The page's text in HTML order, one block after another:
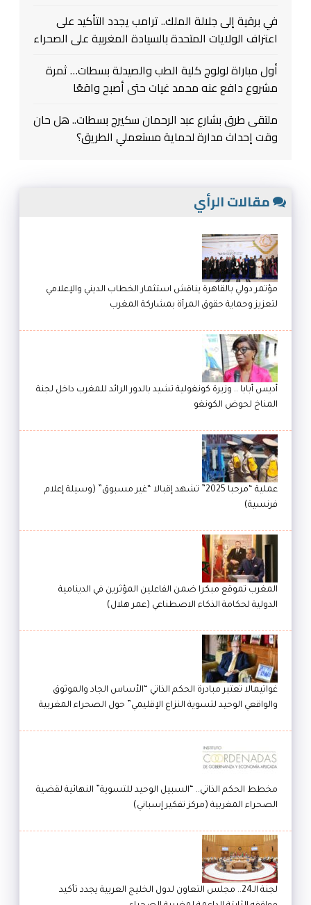
في برقية إلى جلالة الملك.. ترامب يجدد التأكيد على
اعتراف الولايات المتحدة بالسيادة المغربية على الصحراء
أول مباراة لولوج كلية الطب والصيدلة بسطات… ثمرة
مشروع دافع عنه محمد غيات حتى أصبح واقعًا
ملتقى طرق بشارع عبد الرحمان سكيرج بسطات.. هل حان
وقت إحداث مدارة لحماية مستعملي الطريق؟
مقالات الرأي
مؤتمر دولي بالقاهرة يناقش استثمار الخطاب الديني والإعلامي
لتعزيز وحماية حقوق المرأة بمشاركة المغرب
أديس أبابا .. وزيرة كونغولية تشيد بالدور الرائد للمغرب داخل لجنة
المناخ لحوض الكونغو
عملية “مرحبا 2025” تشهد إقبالا “غير مسبوق” (وسيلة إعلام
فرنسية)
المغرب تموقع مبكرا ضمن الفاعلين المؤثرين في الدينامية
الدولية لحكامة الذكاء الاصطناعي (عمر هلال)
غواتيمالا تعتبر مبادرة الحكم الذاتي “الأساس الجاد والموثوق
والواقعي الوحيد لتسوية النزاع الإقليمي” حول الصحراء المغربية
مخطط الحكم الذاتي.. “السبيل الوحيد للتسوية” النهائية لقضية
الصحراء المغربية (مركز تفكير إسباني)
لجنة الـ24.. مجلس التعاون لدول الخليج العربية يجدد تأكيد